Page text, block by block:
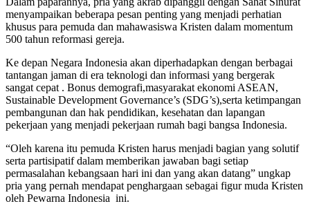
menyampaikan beberapa pesan penting yang menjadi perhatian
khusus para pemuda dan mahawasiswa Kristen dalam momentum
500 tahun reformasi gereja.
Ke depan Negara Indonesia akan diperhadapkan dengan berbagai
tantangan jaman di era teknologi dan informasi yang bergerak
sangat cepat . Bonus demografi,masyarakat ekonomi ASEAN,
Sustainable Development Governance’s (SDG’s),serta ketimpangan
pembangunan dan hak pendidikan, kesehatan dan lapangan
pekerjaan yang menjadi pekerjaan rumah bagi bangsa Indonesia.
“Oleh karena itu pemuda Kristen harus menjadi bagian yang solutif
serta partisipatif dalam memberikan jawaban bagi setiap
permasalahan kebangsaan hari ini dan yang akan datang” ungkap
pria yang pernah mendapat penghargaan sebagai figur muda Kristen
oleh Pewarna Indonesia ini.